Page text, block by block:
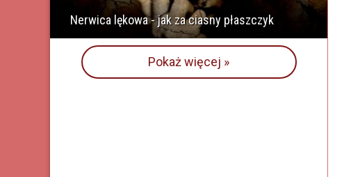
Nerwica lękowa - jak za ciasny płaszczyk
Pokaż więcej »